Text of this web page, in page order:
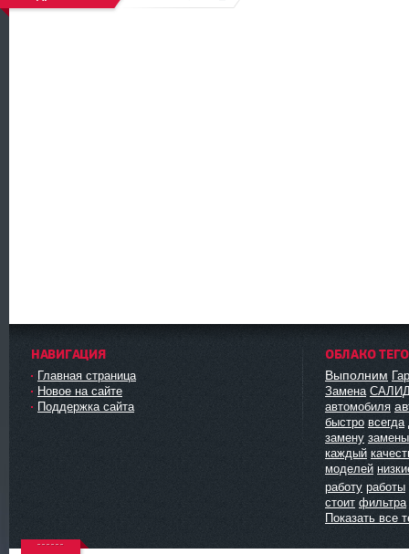
НАВИГАЦИЯ
Главная страница
Новое на сайте
Поддержка сайта
ОБЛАКО
Выполним
Замена
автомобиля
быстро всегда
замену замены
каждый
моделей
работу работы
стоит фильтра
Показать все